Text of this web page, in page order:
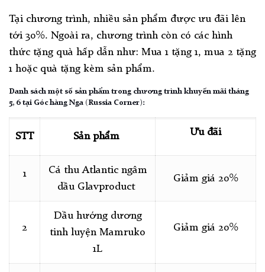
Tại chương trình, nhiều sản phẩm được ưu đãi lên
tới 30%. Ngoài ra, chương trình còn có các hình
thức tặng quà hấp dẫn như: Mua 1 tặng 1, mua 2 tặng
1 hoặc quà tặng kèm sản phẩm.
Danh sách một số sản phẩm trong chương trình khuyến mãi tháng
5, 6 tại Góc hàng Nga (Russia Corner):
STT Sản phẩm Ưu đãi
1
Cá thu Atlantic ngâm
dầu Glavproduct
Giảm giá 20%
2
Dầu hướng dương
tinh luyện Mamruko
1L
Giảm giá 20%